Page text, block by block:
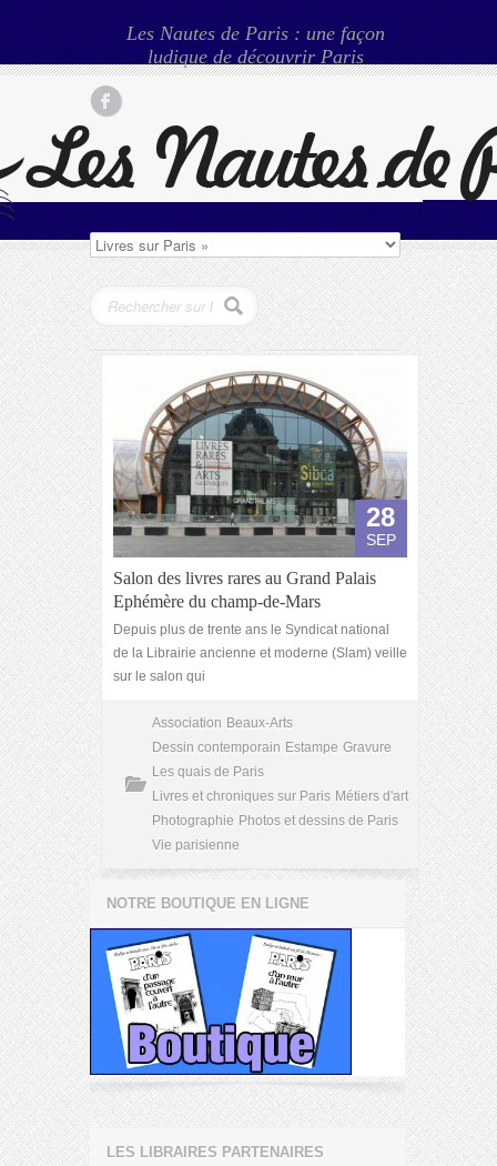
Les Nautes de Paris : une façon
ludique de découvrir Paris
28
SEP
Salon des livres rares au Grand Palais
Ephémère du champ-de-Mars
Depuis plus de trente ans le Syndicat national
de la Librairie ancienne et moderne (Slam) veille
sur le salon qui
Association Beaux-Arts
Dessin contemporain Estampe Gravure
Les quais de Paris
Livres et chroniques sur Paris Métiers d'art
Photographie Photos et dessins de Paris
Vie parisienne
NOTRE BOUTIQUE EN LIGNE
LES LIBRAIRES PARTENAIRES